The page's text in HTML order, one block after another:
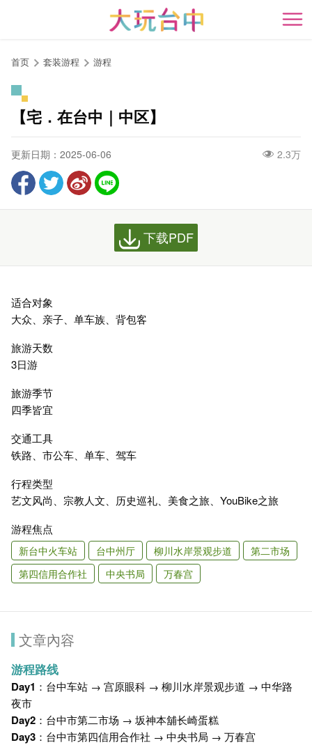
开
首页 套装游程 游程
【宅．在台中｜中区】
更新日期：2025-06-06 2.3万
下载PDF
适合对象
大众、亲子、单车族、背包客
旅游天数
3日游
旅游季节
四季皆宜
交通工具
铁路、市公车、单车、驾车
行程类型
艺文风尚、宗教人文、历史巡礼、美食之旅、YouBike之旅
游程焦点
新台中火车站 台中州厅 柳川水岸景观步道
第二市场
第四信用合作社
中央书局 万春宫
文章內容
游程路线
Day1 ： 台中车站 → 宫原眼科 → 柳川水岸景观步道 → 中华路
夜市
Day2 ： 台中市第二市场 → 坂神本舖长崎蛋糕
Day3 ： 台中市第四信用合作社 → 中央书局 → 万春宫